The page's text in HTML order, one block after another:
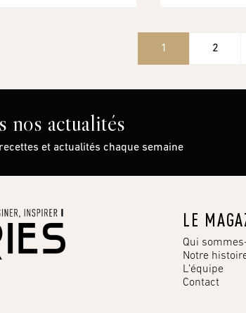
1 2
nos actualités
et actualités chaque semaine
LE
Qui
Notre
L’équipe
Contact